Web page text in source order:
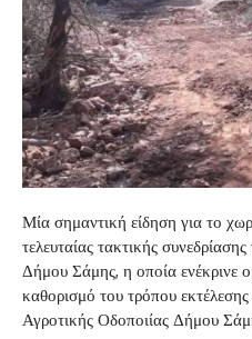
Μία σημαντική είδηση για το
τελευταίας τακτικής
Δήμου Σάμης, η οποία ενέκρινε
καθορισμό του τρόπου
Αγροτικής Οδοποιίας Δήμου